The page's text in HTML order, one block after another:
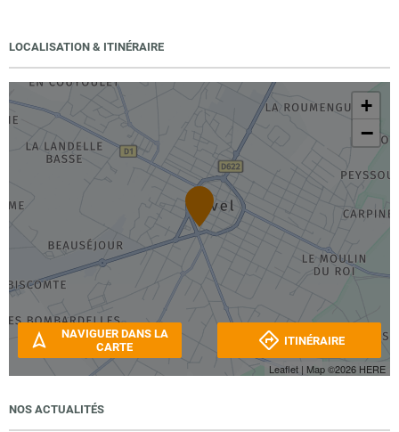
LOCALISATION & ITINÉRAIRE
+
−
Leaflet | Map ©2026 HERE
NAVIGUER DANS LA
CARTE
ITINÉRAIRE
NOS ACTUALITÉS